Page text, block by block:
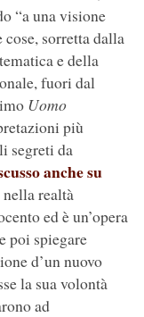
“a una visione
sorretta dalla
e della
fuori dal
Uomo
più
segreti da
anche su
nella realtà
ed è un’opera
poi spiegare
d’un nuovo
la sua volontà
ad